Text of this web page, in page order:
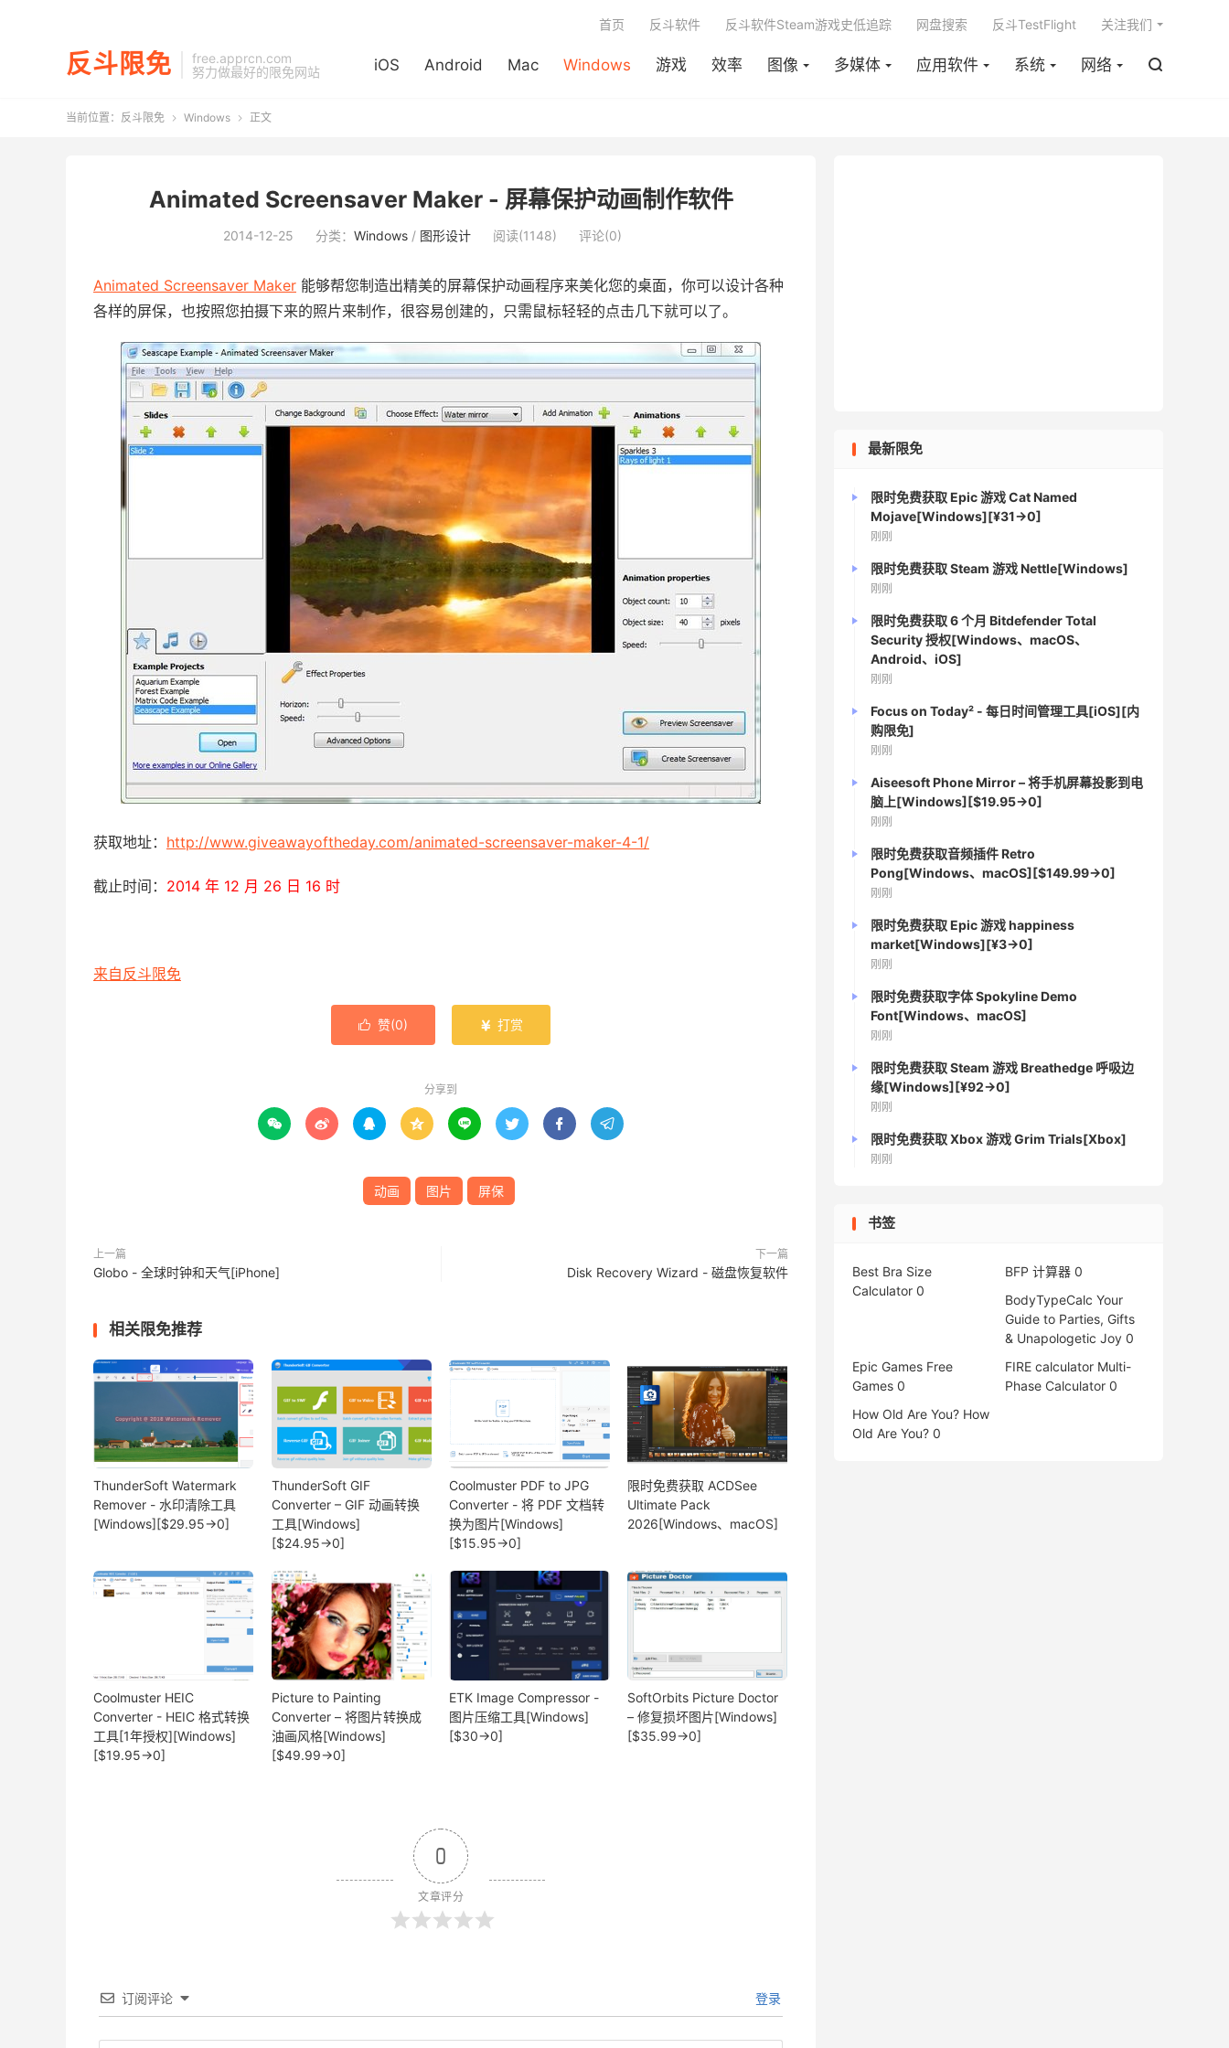
反斗限免
free.apprcn.com
努力做最好的限免网站
iOS Android Mac Windows 游戏 效率 图像 多媒体 应用软件 系统 网络 
首页 反斗软件 反斗软件Steam游戏史低追踪 网盘搜索 反斗TestFlight 关注我们
当前位置： 反斗限免  Windows  正文
Animated Screensaver Maker - 屏幕保护动画制作软件
2014-12-25 分类： Windows / 图形设计 阅读(1148) 评论(0)
Animated Screensaver Maker 能够帮您制造出精美的屏幕保护动画程序来美化您的桌面，你可以设计各种
各样的屏保，也按照您拍摄下来的照片来制作，很容易创建的，只需鼠标轻轻的点击几下就可以了。
获取地址： http://www.giveawayoftheday.com/animated-screensaver-maker-4-1/
截止时间： 2014 年 12 月 26 日 16 时
来自反斗限免
 赞(0)  打赏
分享到
       
动画 图片 屏保
上一篇
Globo - 全球时钟和天气[iPhone]
下一篇
Disk Recovery Wizard - 磁盘恢复软件
相关限免推荐
ThunderSoft Watermark
Remover - 水印清除工具
[Windows][$29.95→0]
ThunderSoft GIF
Converter – GIF 动画转换
工具[Windows]
[$24.95→0]
Coolmuster PDF to JPG
Converter - 将 PDF 文档转
换为图片[Windows]
[$15.95→0]
限时免费获取 ACDSee
Ultimate Pack
2026[Windows、macOS]
Coolmuster HEIC
Converter - HEIC 格式转换
工具[1年授权][Windows]
[$19.95→0]
Picture to Painting
Converter – 将图片转换成
油画风格[Windows]
[$49.99→0]
ETK Image Compressor -
图片压缩工具[Windows]
[$30→0]
SoftOrbits Picture Doctor
– 修复损坏图片[Windows]
[$35.99→0]
0
文章评分
订阅评论 登录
最新限免
限时免费获取 Epic 游戏 Cat Named
Mojave[Windows][¥31→0]
刚刚
限时免费获取 Steam 游戏 Nettle[Windows]
刚刚
限时免费获取 6 个月 Bitdefender Total
Security 授权[Windows、macOS、
Android、iOS]
刚刚
Focus on Today² - 每日时间管理工具[iOS][内
购限免]
刚刚
Aiseesoft Phone Mirror – 将手机屏幕投影到电
脑上[Windows][$19.95→0]
刚刚
限时免费获取音频插件 Retro
Pong[Windows、macOS][$149.99→0]
刚刚
限时免费获取 Epic 游戏 happiness
market[Windows][¥3→0]
刚刚
限时免费获取字体 Spokyline Demo
Font[Windows、macOS]
刚刚
限时免费获取 Steam 游戏 Breathedge 呼吸边
缘[Windows][¥92→0]
刚刚
限时免费获取 Xbox 游戏 Grim Trials[Xbox]
刚刚
书签
Best Bra Size
Calculator 0
BFP 计算器 0
BodyTypeCalc Your
Guide to Parties, Gifts
& Unapologetic Joy 0
Epic Games Free
Games 0
FIRE calculator Multi-
Phase Calculator 0
How Old Are You? How
Old Are You? 0